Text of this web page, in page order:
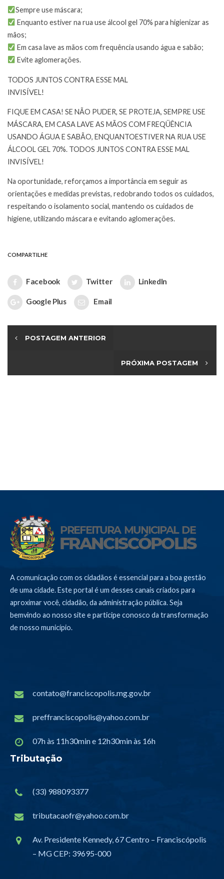
Sempre use máscara;
Enquanto estiver na rua use álcool gel 70% para higienizar as
mãos;
Em casa lave as mãos com frequência usando água e sabão;
Evite aglomerações.
TODOS JUNTOS CONTRA ESSE MAL
INVISÍVEL!
FIQUE EM CASA! SE NÃO PUDER, SE PROTEJA, SEMPRE USE
MÁSCARA, EM CASA LAVE AS MÃOS COM FREQÜÊNCIA
USANDO ÁGUA E SABÃO, ENQUANTOESTIVER NA RUA USE
ÁLCOOL GEL 70%. TODOS JUNTOS CONTRA ESSE MAL
INVISÍVEL!
Na oportunidade, reforçamos a importância em seguir as
orientações e medidas previstas, redobrando todos os cuidados,
respeitando o isolamento social, mantendo os cuidados de
higiene, utilizando máscara e evitando aglomerações.
COMPARTILHE
Facebook Twitter LinkedIn
Google Plus Email
POSTAGEM ANTERIOR
PRÓXIMA POSTAGEM
A comunicação com os cidadãos é essencial para a boa gestão
de uma cidade. Este portal é um desses canais criados para
aproximar você, cidadão, da administração pública. Seja
bemvindo ao nosso site e participe conosco da transformação
de nosso município.
contato@franciscopolis.mg.gov.br
preffranciscopolis@yahoo.com.br
07h às 11h30min e 12h30min às 16h
Tributação
(33) 988093377
tributacaofr@yahoo.com.br
Av. Presidente Kennedy, 67 Centro – Franciscópolis
– MG CEP: 39695-000